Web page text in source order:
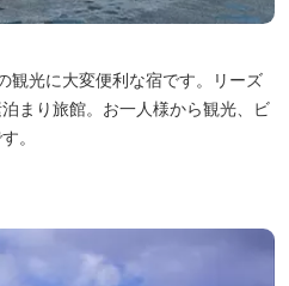
観光に大変便利な宿です。リーズ
まり旅館。お一人様から観光、ビ
。